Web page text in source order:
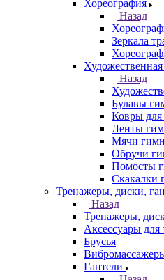
Хореография
Назад
Зеркала
Назад
Булавы
Ковры для
Ленты
Мячи
Обручи
Помосты
Скакалки
Тренажеры, диски,
Назад
Тренажеры,
Аксессуары для
Брусья
Гантели